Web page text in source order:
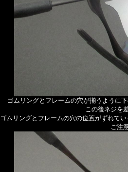
ゴムリングとフレームの穴が揃うように
この後ネジを
ゴムリングとフレームの穴の位置がずれて
ご注